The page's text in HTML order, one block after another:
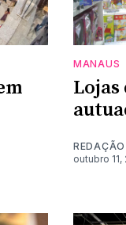
MANAUS
Lojas
outubro 11,